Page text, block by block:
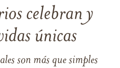
celebran y
únicas
son más que simples